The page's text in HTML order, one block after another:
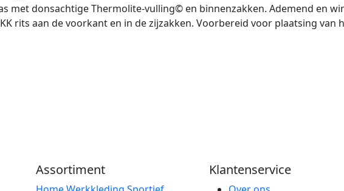
met donsachtige Thermolite-vulling© en binnenzakken. Ademend en
rits aan de voorkant en in de zijzakken. Voorbereid voor plaatsing van
Assortiment Klantenservice